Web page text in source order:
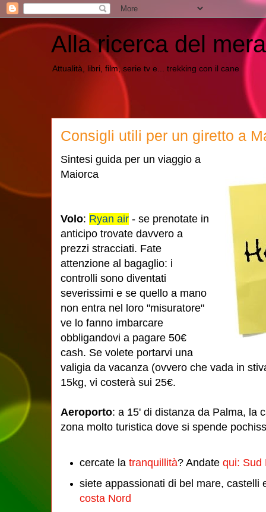
Alla ricerca del
Attualità, libri, film, serie tv e... trekking con il cane
Consigli utili per un giretto a
Sintesi guida per un viaggio a
Maiorca
Volo: Ryan air - se prenotate in
anticipo trovate davvero a
prezzi stracciati. Fate
attenzione al bagaglio: i
controlli sono diventati
severissimi e se quello a mano
non entra nel loro "misuratore"
ve lo fanno imbarcare
obbligandovi a pagare 50€
cash. Se volete portarvi una
valigia da vacanza (ovvero che vada in
15kg, vi costerà sui 25€.
Aeroporto: a 15' di distanza da Palma, la
zona molto turistica dove si spende
cercate latranquillità? Andatequi: Sud
siete appassionati di bel mare, castelli
costa Nord